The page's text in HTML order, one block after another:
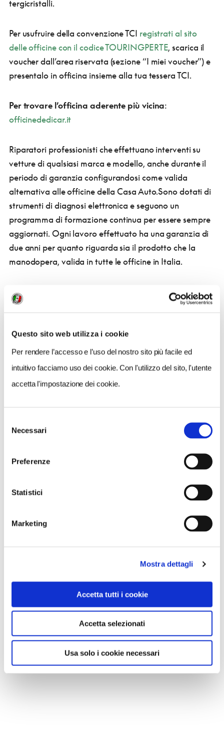
Questo sito web utilizza i cookie
Per rendere l’accesso e l’uso del nostro sito più facile ed
intuitivo facciamo uso dei cookie. Con l'utilizzo del sito, l'utente
accetta l'impostazione dei cookie.
delNecessari
Preferenze
Statistici
Marketing
Mostra dettagli
Accetta tutti i cookie
Accetta selezionati
Usa solo i cookie necessari
tergicristalli.
Per usufruire della convenzione TCI registrati al sito
delle officine con il codice TOURINGPERTE, scarica il
voucher dall’area riservata (sezione “I miei voucher”) e
presentalo in officina insieme alla tua tessera TCI.
Per trovare l’officina aderente più vicina:
officinededicar.it
Riparatori professionisti che effettuano interventi su
vetture di qualsiasi marca e modello, anche durante il
periodo di garanzia configurandosi come valida
alternativa alle officine della Casa Auto.Sono dotati di
strumenti di diagnosi elettronica e seguono un
programma di formazione continua per essere sempre
aggiornati. Ogni lavoro effettuato ha una garanzia di
due anni per quanto riguarda sia il prodotto che la
manodopera, valida in tutte le officine in Italia.
Le reti '
nascono su
iniziativa di LKQ RHIAG.
CONVENZIONE RISERVATA AGLI ISCRITTI TCI
Non sei iscritto?Iscrivitie inizia subito a risparmiare!
Prenditi cura dell'Italia come